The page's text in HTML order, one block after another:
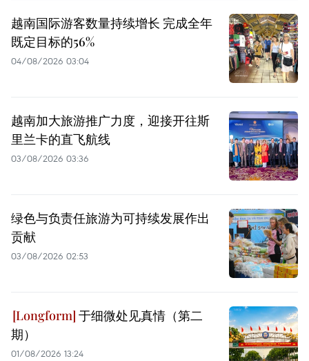
越南国际游客数量持续增长 完成全年
既定目标的56%
04/08/2026 03:04
越南加大旅游推广力度，迎接开往斯
里兰卡的直飞航线
03/08/2026 03:36
绿色与负责任旅游为可持续发展作出
贡献
03/08/2026 02:53
于细微处见真情（第二
期）
01/08/2026 13:24